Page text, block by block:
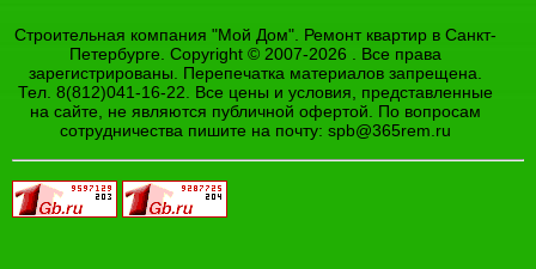
Строительная компания "Мой Дом". Ремонт квартир в Санкт-
Петербурге. Copyright © 2007-2026 . Все права
зарегистрированы. Перепечатка материалов запрещена.
Тел. 8(812)041-16-22. Все цены и условия, представленные
на сайте, не являются публичной офертой. По вопросам
сотрудничества пишите на почту: spb@365rem.ru